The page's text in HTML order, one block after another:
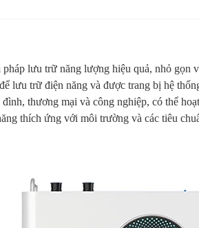
lưu trữ năng lượng hiệu quả, nhỏ gọn
lưu trữ điện năng và được trang bị hệ
thương mại và công nghiệp, có thể
thích ứng với môi trường và các tiêu